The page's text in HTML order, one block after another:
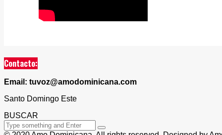
Contacto:
Email: tuvoz@amodominicana.com
Santo Domingo Este
BUSCAR